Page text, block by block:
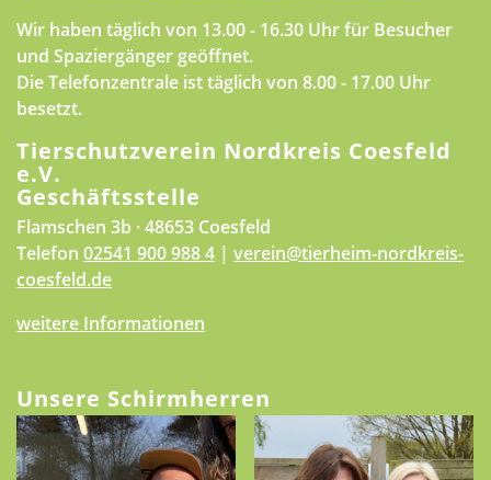
Wir haben täglich von 13.00 - 16.30 Uhr für Besucher
und Spaziergänger geöffnet.
Die Telefonzentrale ist täglich von 8.00 - 17.00 Uhr
besetzt.
Tierschutzverein Nordkreis Coesfeld
e.V.
Geschäftsstelle
Flamschen 3b · 48653 Coesfeld
Telefon 02541 900 988 4 | verein@tierheim-nordkreis-
coesfeld.de
weitere Informationen
Unsere Schirmherren